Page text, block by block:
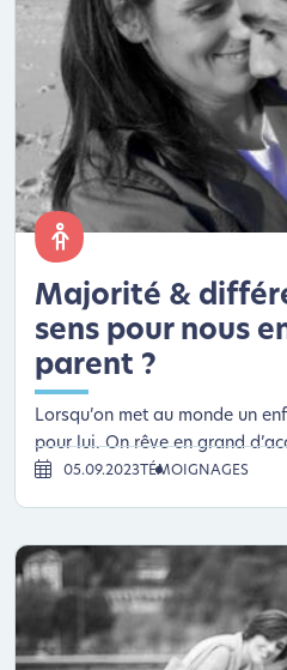
Majorité &
sens pour nous
parent ?
Lorsqu’on met au monde un
pour lui. On rêve en grand
05.09.2023 TÉMOIGNAGES